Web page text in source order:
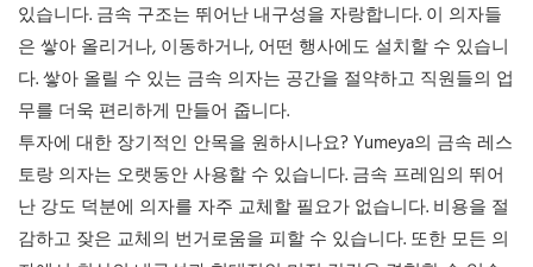
있습니다. 금속 구조는 뛰어난 내구성을 자랑합니다. 이 의자들
은 쌓아 올리거나, 이동하거나, 어떤 행사에도 설치할 수 있습니
다.쌓아 올릴 수 있는 금속 의자는 공간을 절약하고 직원들의 업
무를 더욱 편리하게 만들어 줍니다.
투자에 대한 장기적인 안목을 원하시나요? Yumeya의 금속 레스
토랑 의자는 오랫동안 사용할 수 있습니다. 금속 프레임의 뛰어
난 강도 덕분에 의자를 자주 교체할 필요가 없습니다. 비용을 절
감하고 잦은 교체의 번거로움을 피할 수 있습니다. 또한 모든 의